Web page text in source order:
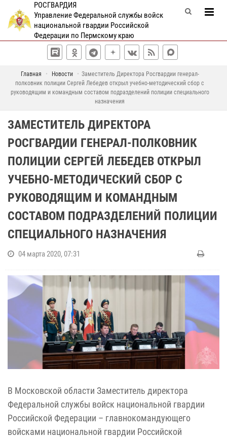
РОСГВАРДИЯ
Управление Федеральной службы войск
национальной гвардии Российской
Федерации по Пермскому краю
Главная Новости
Заместитель Директора Росгвардии генерал-
полковник полиции Сергей Лебедев открыл учебно-методический сбор с
руководящим и командным составом подразделений полиции специального
назначения
ЗАМЕСТИТЕЛЬ ДИРЕКТОРА
РОСГВАРДИИ ГЕНЕРАЛ-ПОЛКОВНИК
ПОЛИЦИИ СЕРГЕЙ ЛЕБЕДЕВ ОТКРЫЛ
УЧЕБНО-МЕТОДИЧЕСКИЙ СБОР С
РУКОВОДЯЩИМ И КОМАНДНЫМ
СОСТАВОМ ПОДРАЗДЕЛЕНИЙ ПОЛИЦИИ
СПЕЦИАЛЬНОГО НАЗНАЧЕНИЯ
04 марта 2020, 07:31
В Московской области Заместитель директора
Федеральной службы войск национальной гвардии
Российской Федерации – главнокомандующего
войсками национальной гвардии Российской